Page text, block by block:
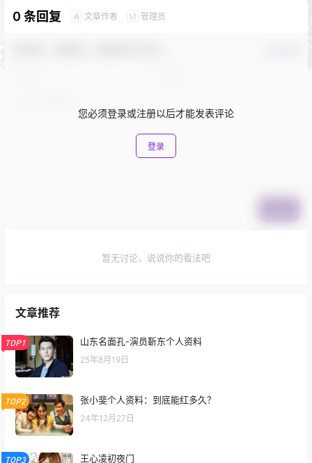
0 条回复 A 文章作者 M 管理员
您必须登录或注册以后才能发表评论
登录
暂无讨论，说说你的看法吧
文章推荐
TOP1 山东名面孔-演员靳东个人资料
25年8月19日
TOP2 张小斐个人资料：到底能红多久？
24年12月27日
TOP3 王心凌初夜门